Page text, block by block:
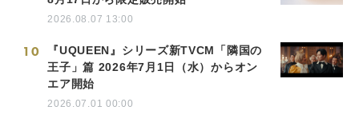
2026.08.07 13:00
10
『UQUEEN』シリーズ新TVCM「隣国の
王子」篇 2026年7月1日（水）からオン
エア開始
2026.07.01 00:00